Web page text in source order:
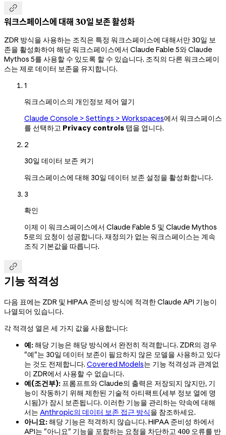

워크스페이스에 대해 30일 보존 활성화
ZDR 방식을 사용하는 조직은 특정 워크스페이스에 대해서만 30일 보
존을 활성화하여 해당 워크스페이스에서 Claude Fable 5와 Claude
Mythos 5를 사용할 수 있도록 할 수 있습니다. 조직의 다른 워크스페이
스는 제로 데이터 보존을 유지합니다.
1
워크스페이스의 개인정보 제어 열기
Claude Console > Settings > Workspaces에서 워크스페이스
를 선택하고 Privacy controls 탭을 엽니다.
2
30일 데이터 보존 켜기
워크스페이스에 대해 30일 데이터 보존 설정을 활성화합니다.
3
확인
이제 이 워크스페이스에서 Claude Fable 5 및 Claude Mythos
5로의 요청이 성공합니다. 재정의가 없는 워크스페이스는 계속
조직 기본값을 따릅니다.

기능 적격성
다음 표에는 ZDR 및 HIPAA 준비성 방식에 적격한 Claude API 기능이
나열되어 있습니다.
각 적격성 열은 세 가지 값을 사용합니다:
예:해당 기능은 해당 방식에서 완전히 적격합니다. ZDR의 경우
"예"는 30일 데이터 보존이 필요하지 않은 모델을 사용하고 있다
는 것도 전제합니다. Covered Models는 기능 적격성과 관계없
이 ZDR에서 사용할 수 없습니다.
예(조건부): 프롬프트와 Claude의 출력은 저장되지 않지만, 기
능이 작동하기 위해 제한된 기술적 아티팩트(세부 정보 열에 명
시됨)가 잠시 보존됩니다. 이러한 기능을 관리하는 약속에 대해
서는 Anthropic의 데이터 보존 접근 방식을 참조하세요.
아니요:해당 기능은 적격하지 않습니다. HIPAA 준비성 하에서
API는 "아니요" 기능을 포함하는 요청을 차단하고 400 오류를 반